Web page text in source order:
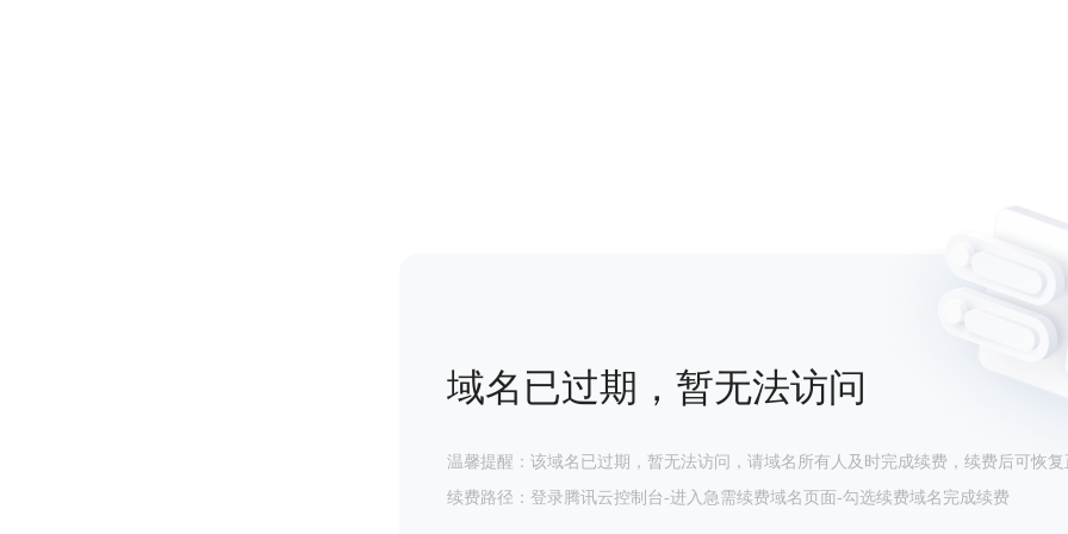
域名已过期，暂无法访问
温馨提醒：该域名已过期，暂无法访问，请域名所有人及时完成续费，续费后可恢复
续费路径：登录腾讯云控制台-进入急需续费域名页面-勾选续费域名完成续费